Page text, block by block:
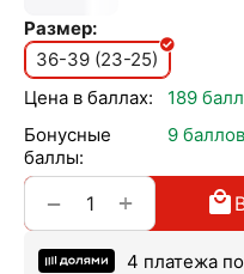
Размер:
36-39 (23-25)
Цена в баллах:
189
Бонусные
баллы:
9 баллов
+
−
4 платежа по